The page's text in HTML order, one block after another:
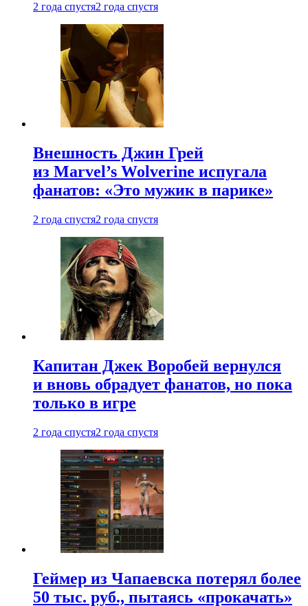
2 года спустя2 года спустя
Внешность Джин Грей
из Marvel’s Wolverine испугала
фанатов: «Это мужик в парике»
2 года спустя2 года спустя
Капитан Джек Воробей вернулся
и вновь обрадует фанатов, но пока
только в игре
2 года спустя2 года спустя
Геймер из Чапаевска потерял более
50 тыс. руб., пытаясь «прокачать»